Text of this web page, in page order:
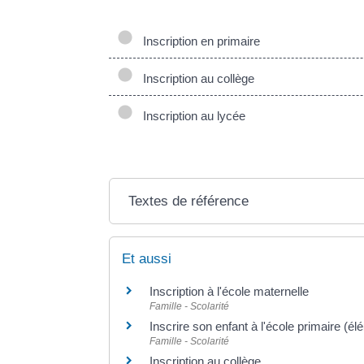
Inscription en primaire
Inscription au collège
Inscription au lycée
Textes de référence
Et aussi
Inscription à l'école maternelle
Famille - Scolarité
Inscrire son enfant à l'école primaire
Famille - Scolarité
Inscription au collège